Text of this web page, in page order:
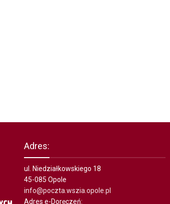
Adres:
ul. Niedziałkowskiego 18
45-085 Opole
info@poczta.wszia.opole.pl
Adres e-Doręczeń: